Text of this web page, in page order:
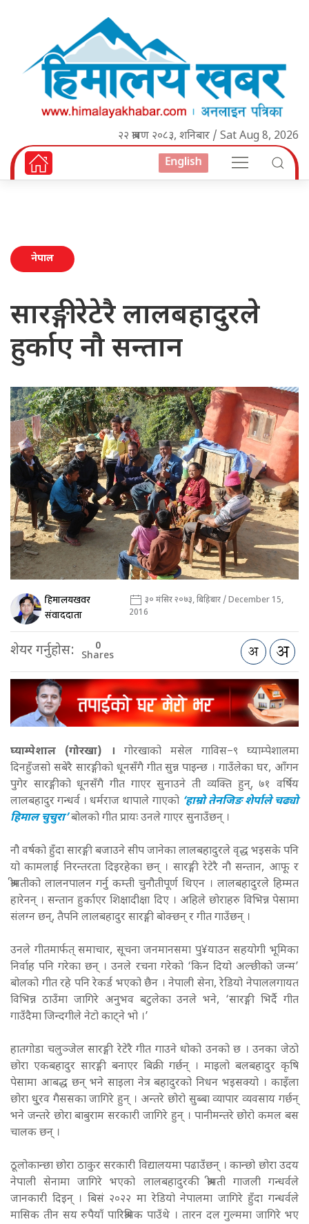
२२ श्रावण २०८३, शनिबार / Sat Aug 8, 2026
English
नेपाल
सारङ्गी रेटेरै लालबहादुरले
हुर्काए नौ सन्तान
हिमालयखवर
संवाददाता
३० मंसिर २०७३, बिहिबार / December 15,
2016
शेयर गर्नुहोस: 0
Shares
घ्याम्पेशाल (गोरखा) । गोरखाको मसेल गाविस–९ घ्याम्पेशालमा
दिनहुँजसो सबेरै सारङ्गीको धूनसँगै गीत सुन्न पाइन्छ । गाउँलेका घर, आँगन
पुगेर सारङ्गीको धूनसँगै गीत गाएर सुनाउने ती व्यक्ति हुन्, ७१ वर्षिय
लालबहादुर गन्धर्व । धर्मराज थापाले गाएको ‘हाम्रो तेनजिङ शेर्पाले चढ्यो
हिमाल चुचुरा’बोलको गीत प्रायः उनले गाएर सुनाउँछन् ।
नौ वर्षको हुँदा सारङ्गी बजाउने सीप जानेका लालबहादुरले वृद्ध भइसके पनि
यो कामलाई निरन्तरता दिइरहेका छन् । सारङ्गी रेटेरै नौ सन्तान, आफू र
श्रीमतीको लालनपालन गर्नु कम्ती चुनौतीपूर्ण थिएन । लालबहादुरले हिम्मत
हारेनन् । सन्तान हुर्काएर शिक्षादीक्षा दिए । अहिले छोराहरु विभिन्न पेसामा
संलग्न छन्, तैपनि लालबहादुर सारङ्गी बोक्छन् र गीत गाउँछन् ।
उनले गीतमार्फत् समाचार, सूचना जनमानसमा पु¥याउन सहयोगी भूमिका
निर्वाह पनि गरेका छन् । उनले रचना गरेको ‘किन दियो अल्छीको जन्म’
बोलको गीत रहे पनि रेकर्ड भएको छैन । नेपाली सेना, रेडियो नेपाललगायत
विभिन्न ठाउँमा जागिरे अनुभव बटुलेका उनले भने, ‘सारङ्गी भिर्दै गीत
गाउँदैमा जिन्दगीले नेटो काट्ने भो ।’
हातगोडा चलुञ्जेल सारङ्गी रेटेरै गीत गाउने धोको उनको छ । उनका जेठो
छोरा एकबहादुर सारङ्गी बनाएर बिक्री गर्छन् । माइलो बलबहादुर कृषि
पेसामा आबद्ध छन् भने साइला नेत्र बहादुरको निधन भइसक्यो । काइँला
छोरा धु्रव गैससका जागिरे हुन् । अन्तरे छोरो सुब्बा व्यापार व्यवसाय गर्छन्
भने जन्तरे छोरा बाबुराम सरकारी जागिरे हुन् । पानीमन्तरे छोरो कमल बस
चालक छन् ।
ठूलोकान्छा छोरा ठाकुर सरकारी विद्यालयमा पढाउँछन् । कान्छो छोरा उदय
नेपाली सेनामा जागिरे भएको लालबहादुरकी श्रीमती गाजली गन्धर्वले
जानकारी दिइन् । बिसं २०२२ मा रेडियो नेपालमा जागिरे हुँदा गन्धर्वले
मासिक तीन सय रुपैयाँ पारिश्रमिक पाउँथे । तारन दल गुल्ममा जागिरे भए